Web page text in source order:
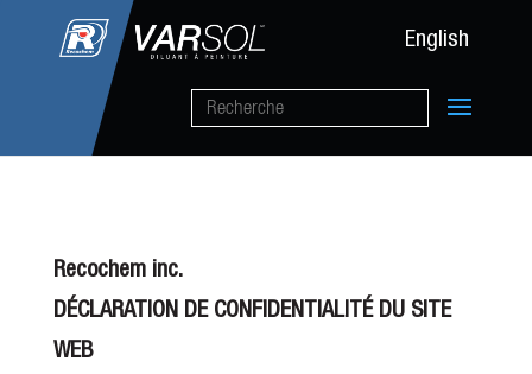
English
Recochem inc.
DÉCLARATION DE CONFIDENTIALITÉ DU SITE
WEB